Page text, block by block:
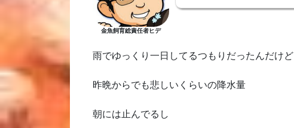
金魚飼育総責任者ヒデ
雨でゆっくり一日してるつもりだったんだけど
昨晩からでも悲しいくらいの降水量
朝には止んでるし